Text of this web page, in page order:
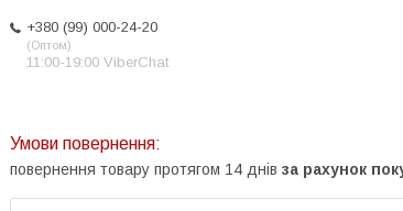
+380 (99) 000-24-20
Оптом
11:00-19:00 ViberChat
повернення товару протягом 14 днів за рахунок